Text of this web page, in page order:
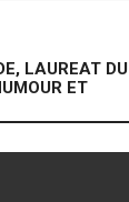
LAUREAT DU
ET